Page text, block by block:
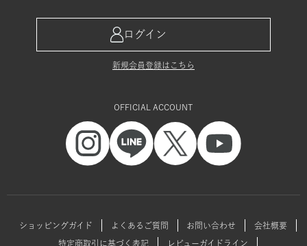
ログイン
新規会員登録はこちら
OFFICIAL ACCOUNT
ショッピングガイド よくあるご質問 お問い合わせ 会社概要
特定商取引に基づく表記 レビューガイドライン